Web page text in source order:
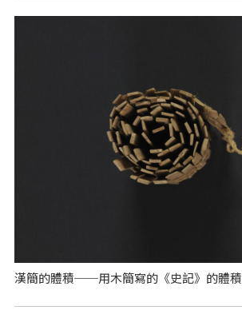
漢簡的體積──用木簡寫的《史記》的體積